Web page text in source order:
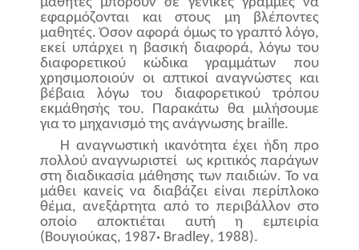
εφαρμόζονται και στους μη βλέποντες
μαθητές. Όσον αφορά όμως το γραπτό λόγο,
εκεί υπάρχει η βασική διαφορά, λόγω του
διαφορετικού κώδικα γραμμάτων που
χρησιμοποιούν οι απτικοί αναγνώστες και
βέβαια λόγω του διαφορετικού τρόπου
εκμάθησής του. Παρακάτω θα μιλήσουμε
για το μηχανισμό της ανάγνωσης braille.
Η αναγνωστική ικανότητα έχει ήδη προ
πολλού αναγνωριστεί ως κριτικός παράγων
στη διαδικασία μάθησης των παιδιών. Το να
μάθει κανείς να διαβάζει είναι περίπλοκο
θέμα, ανεξάρτητα από το περιβάλλον στο
οποίο αποκτιέται αυτή η εμπειρία
(Bουγιούκας, 1987· Bradley, 1988).